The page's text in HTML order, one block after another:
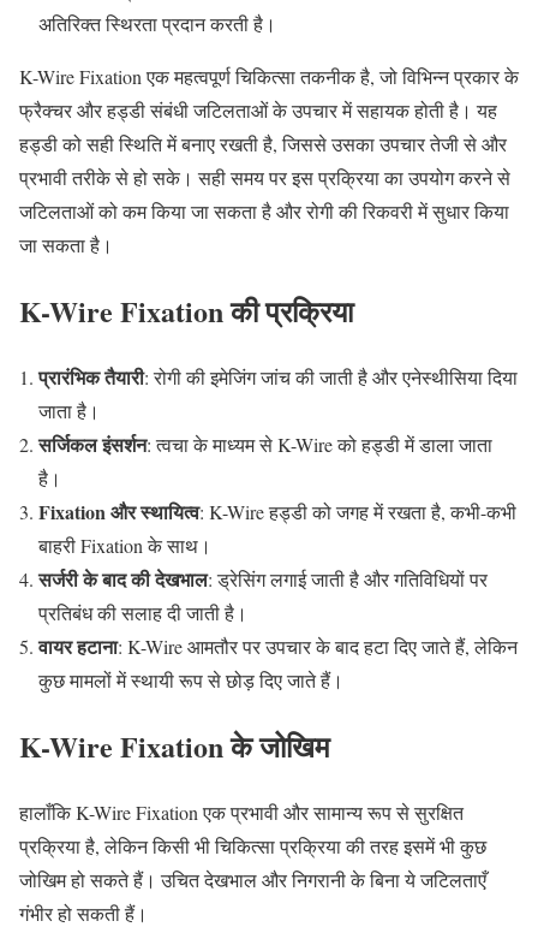
अतिरिक्त स्थिरता प्रदान करती है।
K-Wire Fixation एक महत्वपूर्ण चिकित्सा तकनीक है, जो विभिन्न प्रकार के
फ्रैक्चर और हड्डी संबंधी जटिलताओं के उपचार में सहायक होती है। यह
हड्डी को सही स्थिति में बनाए रखती है, जिससे उसका उपचार तेजी से और
प्रभावी तरीके से हो सके। सही समय पर इस प्रक्रिया का उपयोग करने से
जटिलताओं को कम किया जा सकता है और रोगी की रिकवरी में सुधार किया
जा सकता है।
K-Wire Fixationकीप्रक्रिया
प्रारंभिकतैयारी: रोगी की इमेजिंग जांच की जाती है और एनेस्थीसिया दिया
जाता है।
सर्जिकलइंसर्शन: त्वचा के माध्यम से K-Wire को हड्डी में डाला जाता
है।
Fixationऔरस्थायित्व: K-Wire हड्डी को जगह में रखता है, कभी-कभी
बाहरी Fixation के साथ।
सर्जरीकेबादकीदेखभाल: ड्रेसिंग लगाई जाती है और गतिविधियों पर
प्रतिबंध की सलाह दी जाती है।
वायरहटाना: K-Wire आमतौर पर उपचार के बाद हटा दिए जाते हैं, लेकिन
कुछ मामलों में स्थायी रूप से छोड़ दिए जाते हैं।
K-Wire Fixation के जोखिम
हालाँकि K-Wire Fixation एक प्रभावी और सामान्य रूप से सुरक्षित
प्रक्रिया है, लेकिन किसी भी चिकित्सा प्रक्रिया की तरह इसमें भी कुछ
जोखिम हो सकते हैं। उचित देखभाल और निगरानी के बिना ये जटिलताएँ
गंभीर हो सकती हैं।